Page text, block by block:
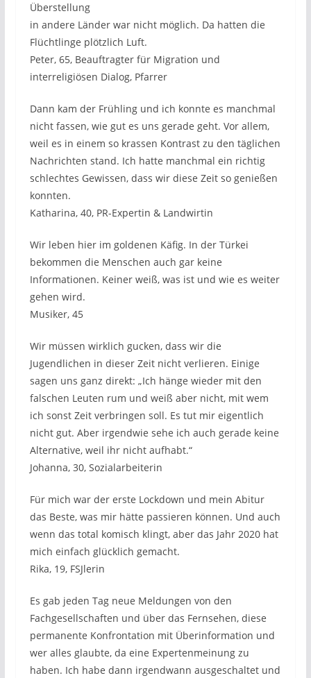
Überstellung
in andere Länder war nicht möglich. Da hatten die
Flüchtlinge plötzlich Luft.
Peter, 65, Beauftragter für Migration und
interreligiösen Dialog, Pfarrer
Dann kam der Frühling und ich konnte es manchmal
nicht fassen, wie gut es uns gerade geht. Vor allem,
weil es in einem so krassen Kontrast zu den täglichen
Nachrichten stand. Ich hatte manchmal ein richtig
schlechtes Gewissen, dass wir diese Zeit so genießen
konnten.
Katharina, 40, PR-Expertin & Landwirtin
Wir leben hier im goldenen Käfig. In der Türkei
bekommen die Menschen auch gar keine
Informationen. Keiner weiß, was ist und wie es weiter
gehen wird.
Musiker, 45
Wir müssen wirklich gucken, dass wir die
Jugendlichen in dieser Zeit nicht verlieren. Einige
sagen uns ganz direkt: „Ich hänge wieder mit den
falschen Leuten rum und weiß aber nicht, mit wem
ich sonst Zeit verbringen soll. Es tut mir eigentlich
nicht gut. Aber irgendwie sehe ich auch gerade keine
Alternative, weil ihr nicht aufhabt.“
Johanna, 30, Sozialarbeiterin
Für mich war der erste Lockdown und mein Abitur
das Beste, was mir hätte passieren können. Und auch
wenn das total komisch klingt, aber das Jahr 2020 hat
mich einfach glücklich gemacht.
Rika, 19, FSJlerin
Es gab jeden Tag neue Meldungen von den
Fachgesellschaften und über das Fernsehen, diese
permanente Konfrontation mit Überinformation und
wer alles glaubte, da eine Expertenmeinung zu
haben. Ich habe dann irgendwann ausgeschaltet und